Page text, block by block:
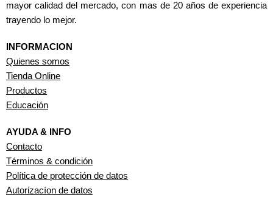
mayor calidad del mercado, con mas de 20 años de experiencia
trayendo lo mejor.
INFORMACION
Quienes somos
Tienda Online
Productos
Educación
AYUDA & INFO
Contacto
Términos & condición
Política de protección de datos
Autorizacíon de datos